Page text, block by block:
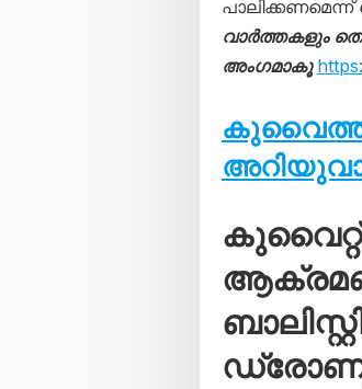
വാർത്തകളും
അംഗമാകൂ